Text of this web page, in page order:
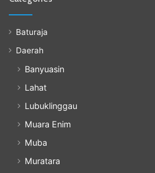
Baturaja
Daerah
Banyuasin
Lahat
Lubuklinggau
Muara Enim
Muba
Muratara